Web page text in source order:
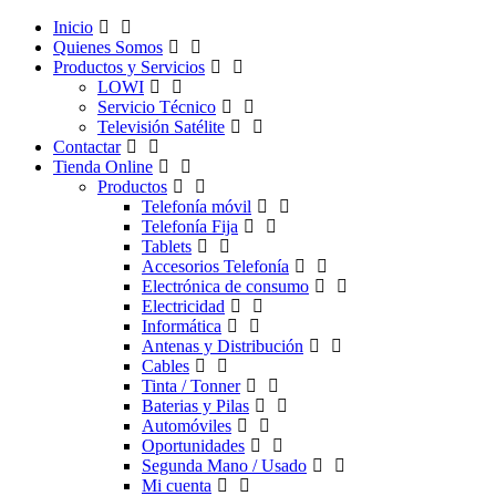
Inicio
Quienes Somos
Productos y Servicios
LOWI
Servicio Técnico
Televisión Satélite
Contactar
Tienda Online
Productos
Telefonía móvil
Telefonía Fija
Tablets
Accesorios Telefonía
Electrónica de consumo
Electricidad
Informática
Antenas y Distribución
Cables
Tinta / Tonner
Baterias y Pilas
Automóviles
Oportunidades
Segunda Mano / Usado
Mi cuenta